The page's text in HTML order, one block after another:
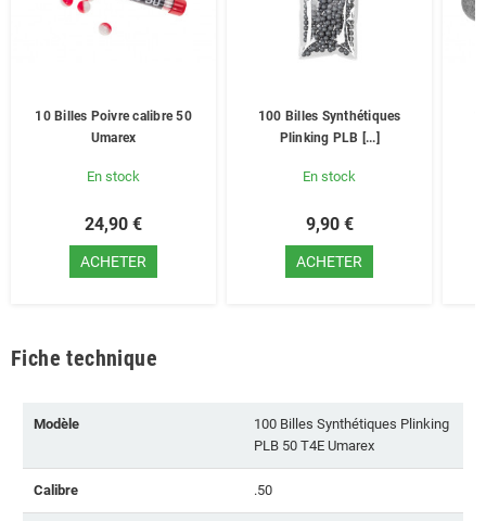
10 Billes Poivre calibre 50
Umarex
En stock
24,90 €
ACHETER
100 Billes Synthétiques
Plinking PLB [...]
En stock
9,90 €
ACHETER
Fiche technique
Modèle
100 Billes Synthétiques Plinking
PLB 50 T4E Umarex
Calibre .50